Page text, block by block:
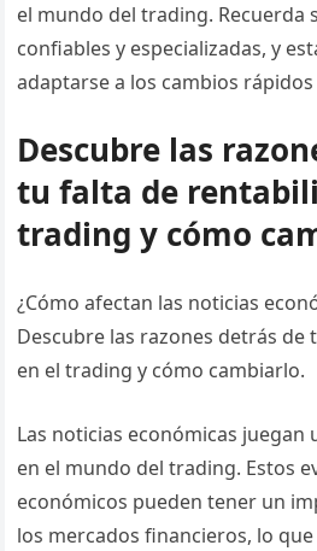
el mundo del trading. Recuerda
confiables y especializadas, y
adaptarse a los cambios
Descubre las
tu falta de
trading y cómo
¿Cómo afectan las noticias
Descubre las razones detrás
en el trading y cómo cambiarlo.
Las noticias económicas
en el mundo del trading. Estos
económicos pueden tener un
los mercados financieros, lo